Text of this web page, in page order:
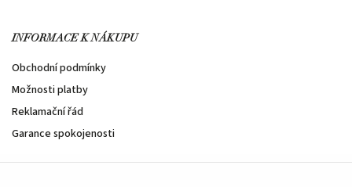
INFORMACE K NÁKUPU
Obchodní podmínky
Možnosti platby
Reklamační řád
Garance spokojenosti